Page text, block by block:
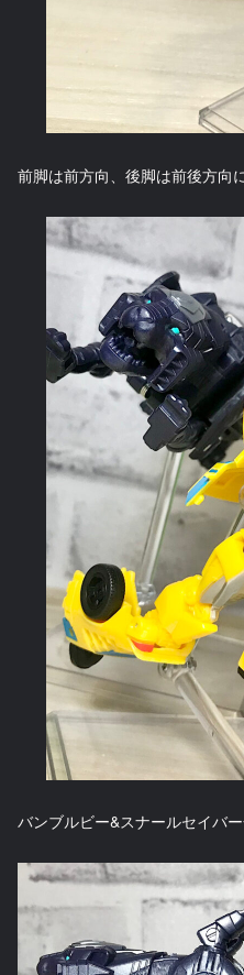
前脚は前方向、後脚は前後方向
バンブルビー&スナールセイバ